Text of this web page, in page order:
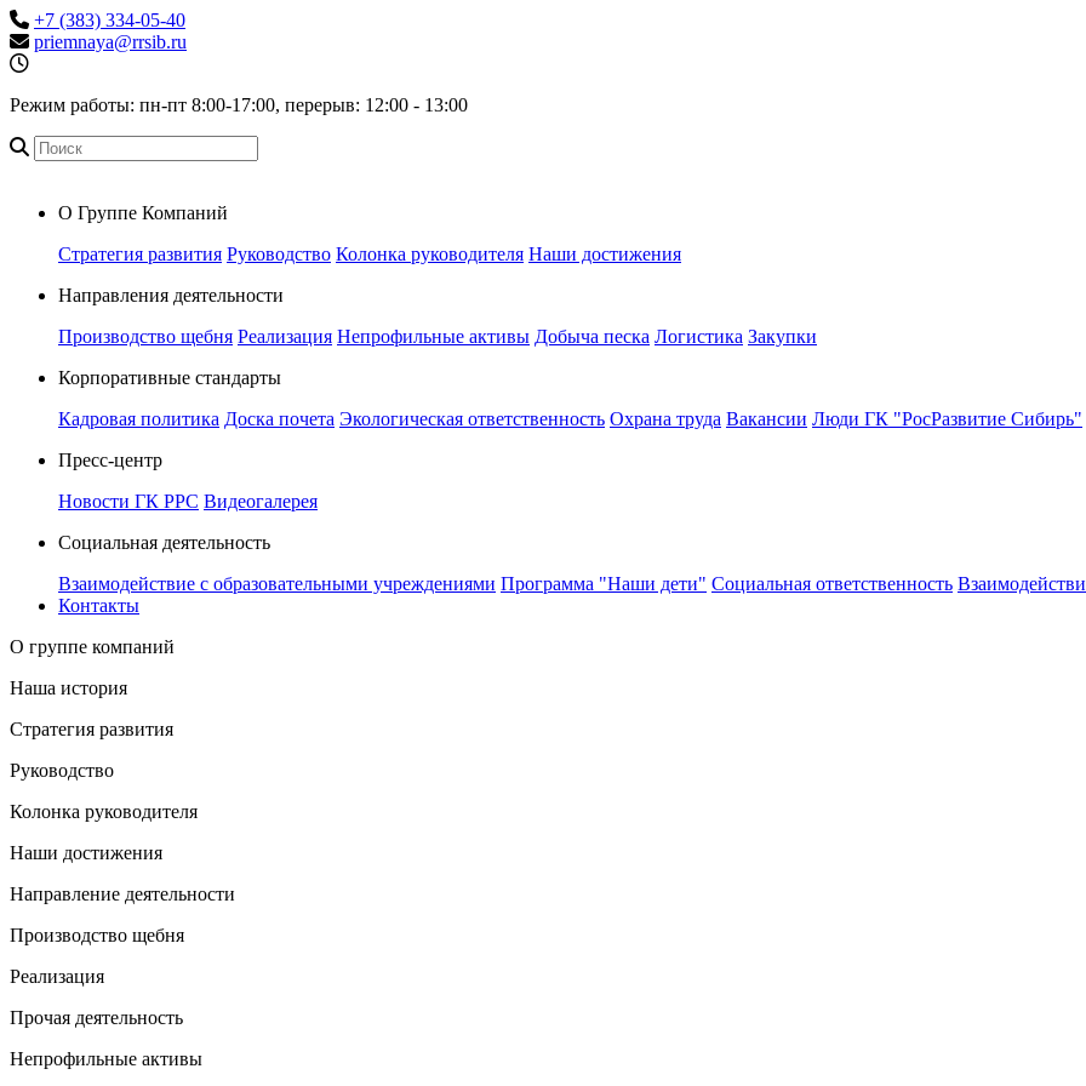
+7 (383) 334-05-40
priemnaya@rrsib.ru
Режим работы: пн-пт 8:00-17:00, перерыв: 12:00 - 13:00
О Группе Компаний
Стратегия развития Руководство Колонка руководителя Наши достижения
Направления деятельности
Производство щебня Реализация Непрофильные активы Добыча песка Логистика Закупки
Корпоративные стандарты
Кадровая политика Доска почета Экологическая ответственность Охрана труда Вакансии Люди ГК "РосРазвитие Сибирь"
Пресс-центр
Новости ГК РРС Видеогалерея
Социальная деятельность
Взаимодействие с образовательными учреждениями Программа "Наши дети" Социальная ответственность
Контакты
О группе компаний
Наша история
Стратегия развития
Руководство
Колонка руководителя
Наши достижения
Направление деятельности
Производство щебня
Реализация
Прочая деятельность
Непрофильные активы